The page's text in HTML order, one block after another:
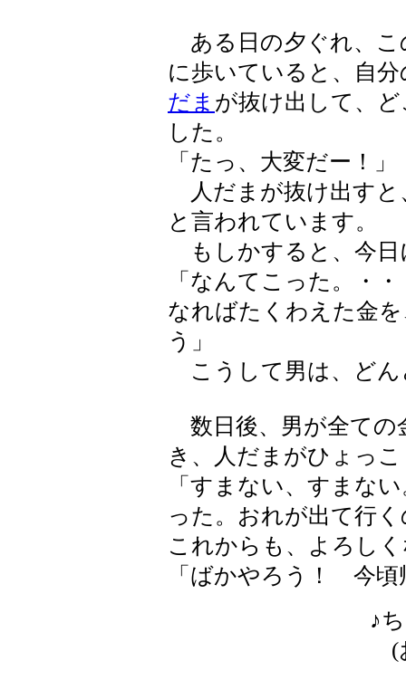
ある日の夕ぐれ、こ
に歩いていると、自
だま が抜け出して、
した。
「たっ、大変だー！」
人だまが抜け出すと
と言われています。
もしかすると、今日
「なんてこった。・
なればたくわえた金
う」
こうして男は、どん
数日後、男が全ての
き、人だまがひょっ
「すまない、すまな
った。おれが出て行
これからも、よろし
「ばかやろう！ 今
♪
(